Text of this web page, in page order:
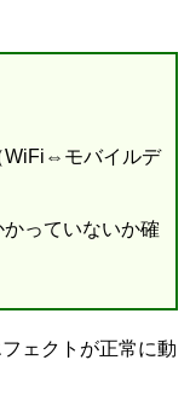
WiFi⇔モバイルデ
っていないか確
ェクトが正常に動